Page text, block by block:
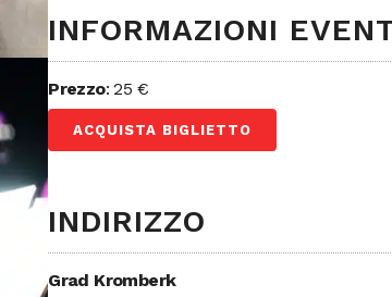
INFORMAZIONI
Prezzo: 25 €
ACQUISTA BIGLIETTO
INDIRIZZO
Grad Kromberk